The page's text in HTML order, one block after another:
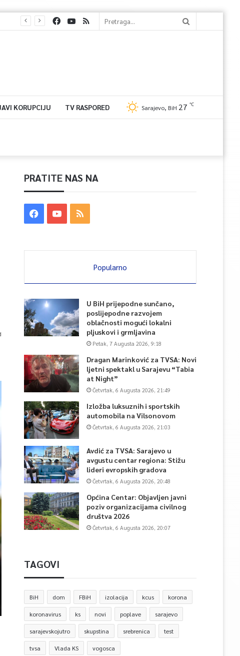
KORUPCIJU TV RASPORED Sarajevo, BiH 27 ℃
PRATITE NAS NA
Popularno
U BiH prijepodne sunčano,
poslijepodne razvojem
oblačnosti mogući lokalni
pljuskovi i grmljavina
Petak, 7 Augusta 2026, 9:18
Dragan Marinković za TVSA: Novi
ljetni spektakl u Sarajevu “Tabia
at Night”
Četvrtak, 6 Augusta 2026, 21:49
Izložba luksuznih i sportskih
automobila na Vilsonovom
Četvrtak, 6 Augusta 2026, 21:03
Avdić za TVSA: Sarajevo u
avgustu centar regiona: Stižu
lideri evropskih gradova
Četvrtak, 6 Augusta 2026, 20:48
Općina Centar: Objavljen javni
poziv organizacijama civilnog
društva 2026
Četvrtak, 6 Augusta 2026, 20:07
TAGOVI
BiH dom FBiH izolacija kcus korona
koronavirus ks novi poplave sarajevo
sarajevskojutro skupstina srebrenica test
tvsa Vlada KS vogosca